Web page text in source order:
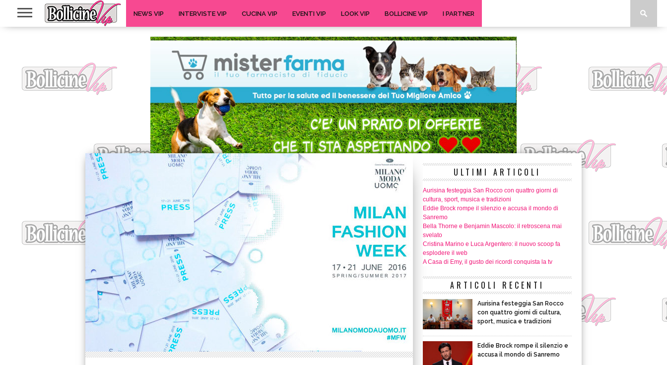
NEWS VIP INTERVISTE VIP CUCINA VIP EVENTI VIP LOOK VIP BOLLICINE VIP I PARTNER
ULTIMI ARTICOLI
Aurisina festeggia San Rocco con quattro giorni di
cultura, sport, musica e tradizioni
Eddie Brock rompe il silenzio e accusa il mondo di
Sanremo
Bella Thorne e Benjamin Mascolo: il retroscena mai
svelato
Cristina Marino e Luca Argentero: il nuovo scoop fa
esplodere il web
A Casa di Emy, il gusto dei ricordi conquista la tv
ARTICOLI RECENTI
Aurisina festeggia San Rocco
con quattro giorni di cultura,
sport, musica e tradizioni
Eddie Brock rompe il silenzio e
accusa il mondo di Sanremo